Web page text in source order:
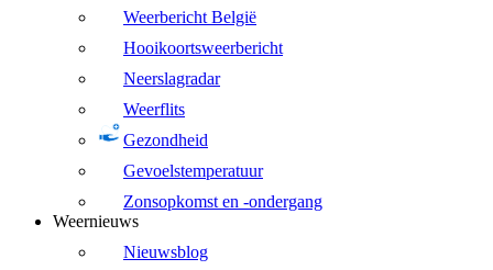
Weerbericht België
Hooikoortsweerbericht
Neerslagradar
Weerflits
Gezondheid
Gevoelstemperatuur
Zonsopkomst en -ondergang
Weernieuws
Nieuwsblog